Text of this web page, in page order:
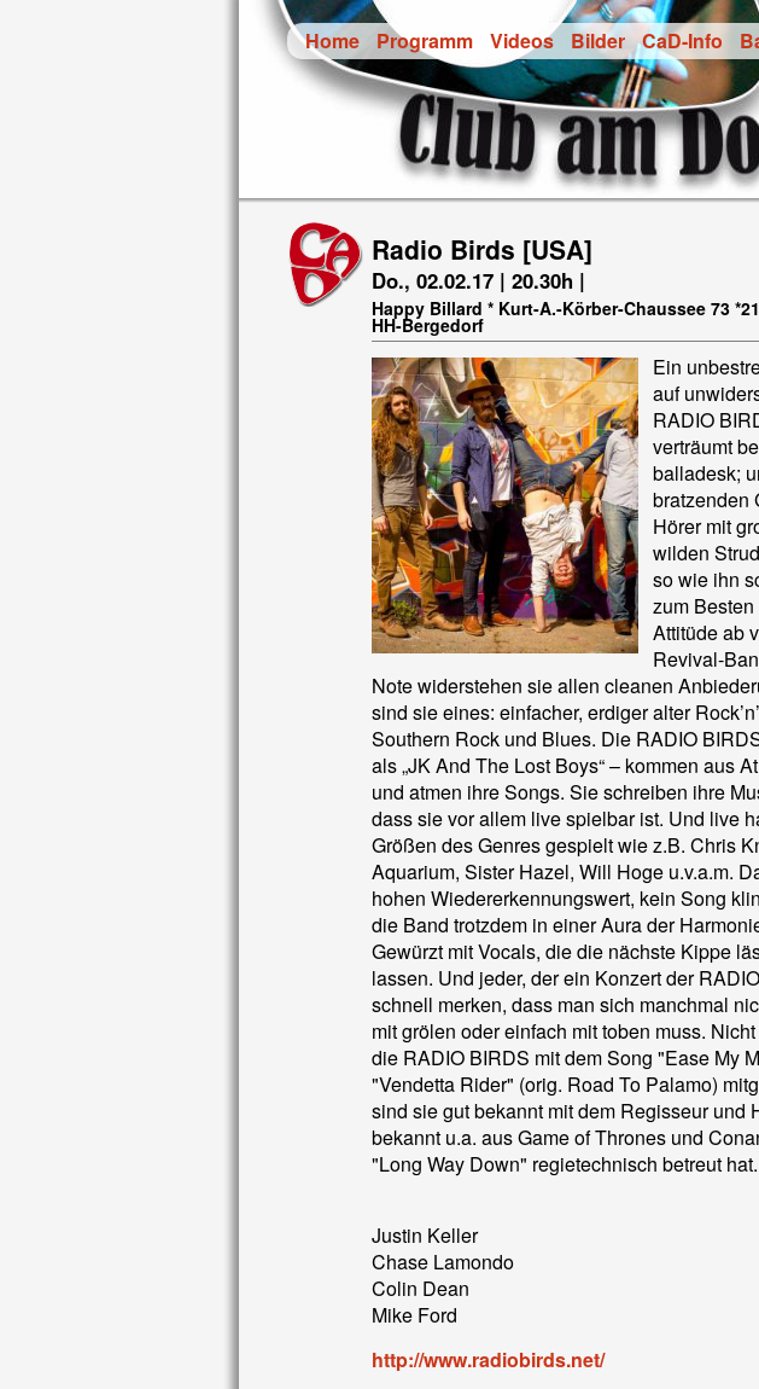
Home Programm Videos Bilder CaD-Info
Radio Birds [USA]
Do., 02.02.17 | 20.30h |
Happy Billard * Kurt-A.-Körber-Chaussee 73
HH-Bergedorf
Ein
auf
RADIO
verträumt
balladesk;
bratzenden
Hörer mit
wilden
so wie ihn
zum
Attitüde ab
Revival-
Note widerstehen sie allen cleanen
sind sie eines: einfacher, erdiger alter
Southern Rock und Blues. Die RADIO
als „JK And The Lost Boys“ – kommen aus
und atmen ihre Songs. Sie schreiben ihre
dass sie vor allem live spielbar ist. Und live
Größen des Genres gespielt wie z.B. Chris
Aquarium, Sister Hazel, Will Hoge u.v.a.m.
hohen Wiedererkennungswert, kein Song
die Band trotzdem in einer Aura der
Gewürzt mit Vocals, die die nächste Kippe
lassen. Und jeder, der ein Konzert der
schnell merken, dass man sich manchmal
mit grölen oder einfach mit toben muss.
die RADIO BIRDS mit dem Song "Ease My
"Vendetta Rider" (orig. Road To Palamo)
sind sie gut bekannt mit dem Regisseur und
bekannt u.a. aus Game of Thrones und
"Long Way Down" regietechnisch betreut hat.
Justin Keller
Chase Lamondo
Colin Dean
Mike Ford
http://www.radiobirds.net/